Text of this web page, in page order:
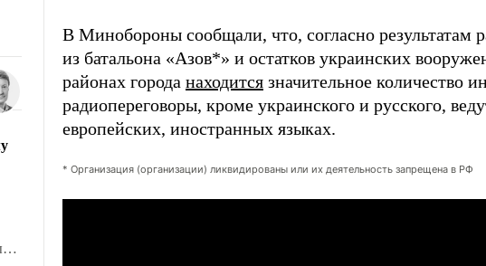
В Минобороны сообщали, что, согласно результатам
из батальона «Азов*» и остатков украинских
районах города находится значительное количество
радиопереговоры, кроме украинского и русского,
европейских, иностранных языках.
* Организация (организации) ликвидированы или их деятельность запрещена в РФ